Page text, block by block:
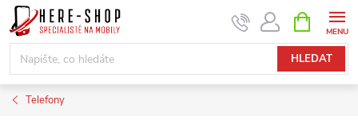
Přejít
na
obsah
HLEDAT
NÁKUPNÍ
KOŠÍK
Telefony